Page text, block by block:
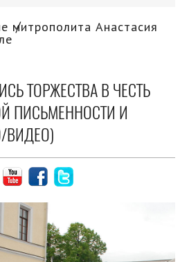
митрополита Анастасия
ТОРЖЕСТВА В ЧЕСТЬ
ПИСЬМЕННОСТИ И
ВИДЕО)